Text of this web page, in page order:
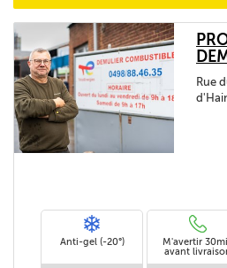
Rue
Anti-gel (-20°)
M'avertir
avant